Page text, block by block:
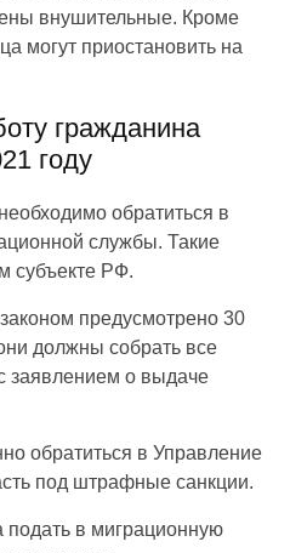
внушительные. Кроме
могут приостановить на
гражданина
году
обратиться в
службы. Такие
субъекте РФ.
предусмотрено 30
должны собрать все
заявлением о выдаче
обратиться в Управление
под штрафные санкции.
в миграционную